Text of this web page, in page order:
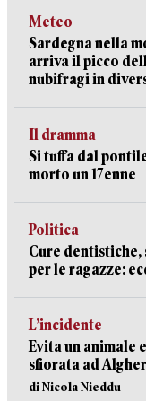
Meteo
Sardegna nella
arriva il picco
nubifragi in
Il dramma
Si tuffa dal
morto un 17enne
Politica
Cure
per le ragazze:
L’incidente
Evita un animale
sfiorata ad
di Nicola Nieddu